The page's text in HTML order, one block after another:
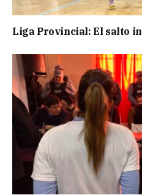
Liga Provincial: El salto